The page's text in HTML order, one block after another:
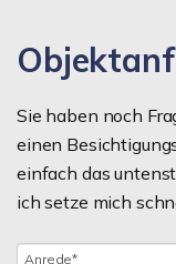
Sie haben noch
einen
einfach das
ich setze mich